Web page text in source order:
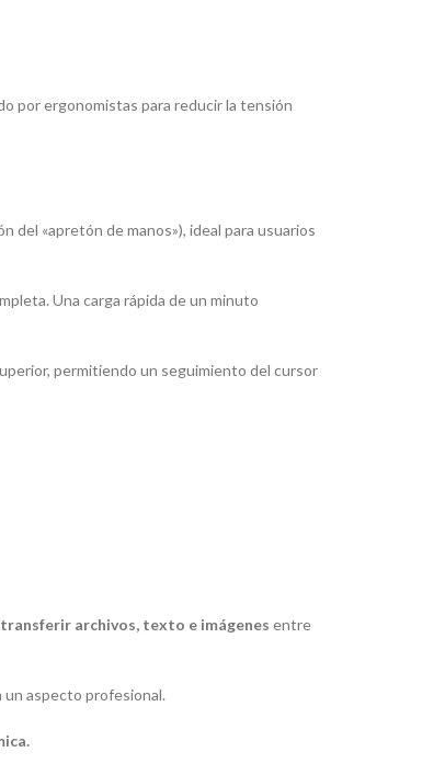
por ergonomistas para reducir la tensión
del «apretón de manos»), ideal para usuarios
Una carga rápida de un minuto
permitiendo un seguimiento del cursor
transferir archivos, texto e imágenes entre
un aspecto profesional.